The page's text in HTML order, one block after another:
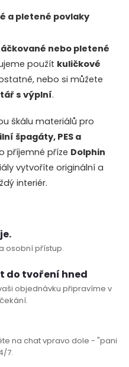
a pletené povlaky
nebo pletené
použít kuličkové
nebo si můžete
s výplní.
škálu materiálů pro
špagáty, PES a
příjemné příze Dolphin
vytvoříte originální a
interiér.
osobní přístup.
do tvoření hned
objednávku připravíme v
na chat vpravo dole - "pani
7.